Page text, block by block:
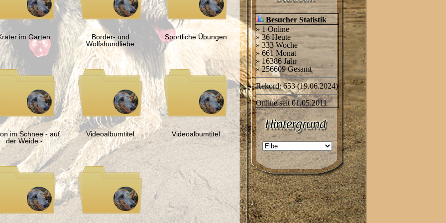
im Garten
Border- und
Wolfshundliebe
Sportliche Übungen
im Schnee - auf
der Weide -
Videoalbumtitel Videoalbumtitel
Besucher Statistik
» 1 Online
» 36 Heute
» 333 Woche
» 661 Monat
» 16386 Jahr
» 256609 Gesamt
Rekord: 653 (19.06.2024)
Online seit 01.05.2011